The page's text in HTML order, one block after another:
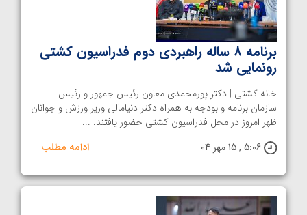
برنامه ۸ ساله راهبردی دوم فدراسیون کشتی
رونمایی شد
خانه کشتی | دکتر پورمحمدی معاون رئیس جمهور و رئیس
سازمان برنامه و بودجه به همراه دکتر دنیامالی وزیر ورزش و جوانان
ظهر امروز در محل فدراسیون کشتی حضور یافتند. ...
5:06 , 15 مهر 04
ادامه مطلب